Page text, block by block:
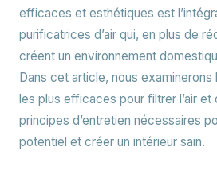
efficaces et esthétiques est
purificatrices d’air qui, en plus de
créent un environnement
Dans cet article, nous examinerons
les plus efficaces pour filtrer l’air
principes d’entretien nécessaires
potentiel et créer un intérieur sain.